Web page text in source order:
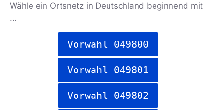
Wähle ein Ortsnetz in Deutschland beginnend mit
...
Vorwahl 049800
Vorwahl 049801
Vorwahl 049802